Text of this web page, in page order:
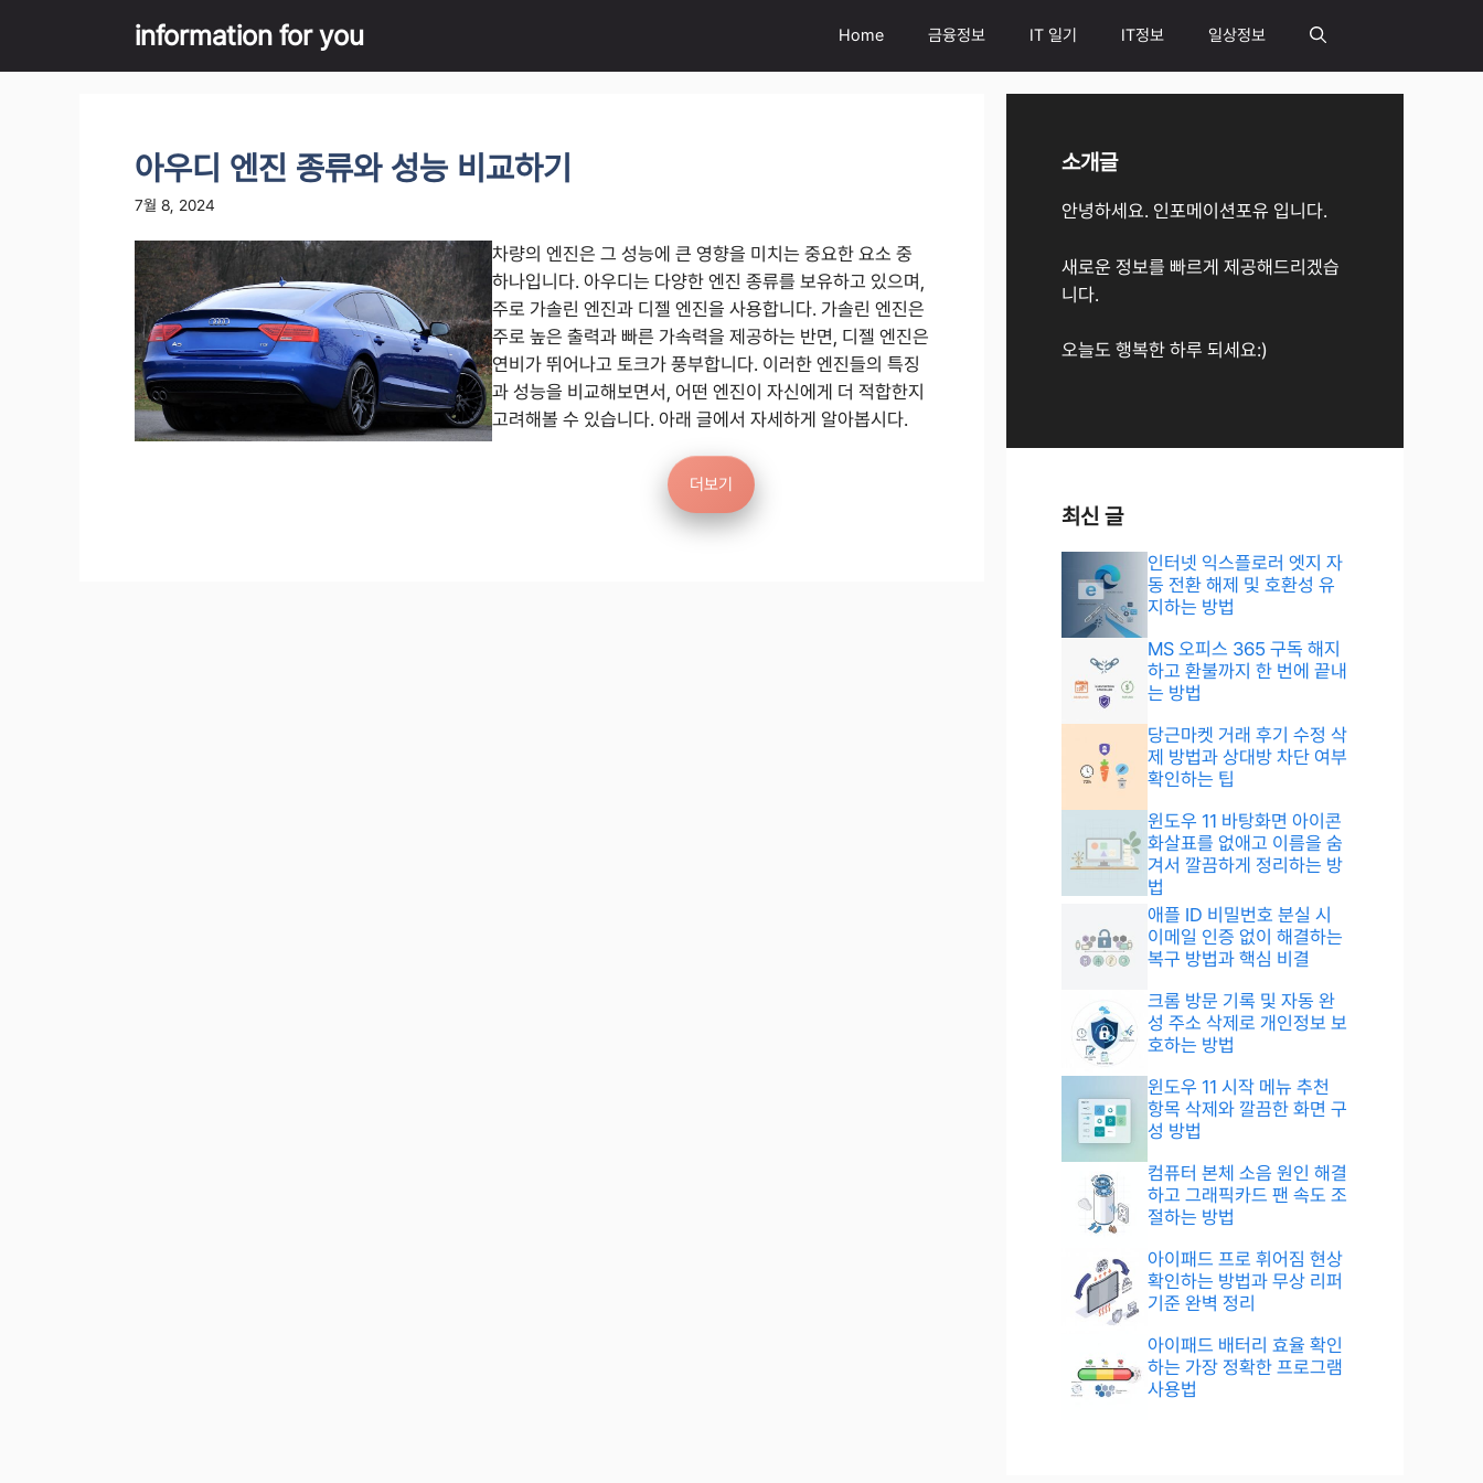
content
information for you Home 금융정보 IT 일기 IT정보 일상정보
아우디 엔진 종류와 성능 비교하기
7월 8, 2024
차량의 엔진은 그 성능에 큰 영향을 미치는 중요한 요소 중
하나입니다. 아우디는 다양한 엔진 종류를 보유하고 있으며,
주로 가솔린 엔진과 디젤 엔진을 사용합니다. 가솔린 엔진은
주로 높은 출력과 빠른 가속력을 제공하는 반면, 디젤 엔진은
연비가 뛰어나고 토크가 풍부합니다. 이러한 엔진들의 특징
과 성능을 비교해보면서, 어떤 엔진이 자신에게 더 적합한지
고려해볼 수 있습니다. 아래 글에서 자세하게 알아봅시다.
더보기
소개글
안녕하세요. 인포메이션포유 입니다.
새로운 정보를 빠르게 제공해드리겠습
니다.
오늘도 행복한 하루 되세요:)
최신 글
인터넷 익스플로러 엣지 자
동 전환 해제 및 호환성 유
지하는 방법
MS 오피스 365 구독 해지
하고 환불까지 한 번에 끝내
는 방법
당근마켓 거래 후기 수정 삭
제 방법과 상대방 차단 여부
확인하는 팁
윈도우 11 바탕화면 아이콘
화살표를 없애고 이름을 숨
겨서 깔끔하게 정리하는 방
법
애플 ID 비밀번호 분실 시
이메일 인증 없이 해결하는
복구 방법과 핵심 비결
크롬 방문 기록 및 자동 완
성 주소 삭제로 개인정보 보
호하는 방법
윈도우 11 시작 메뉴 추천
항목 삭제와 깔끔한 화면 구
성 방법
컴퓨터 본체 소음 원인 해결
하고 그래픽카드 팬 속도 조
절하는 방법
아이패드 프로 휘어짐 현상
확인하는 방법과 무상 리퍼
기준 완벽 정리
아이패드 배터리 효율 확인
하는 가장 정확한 프로그램
사용법